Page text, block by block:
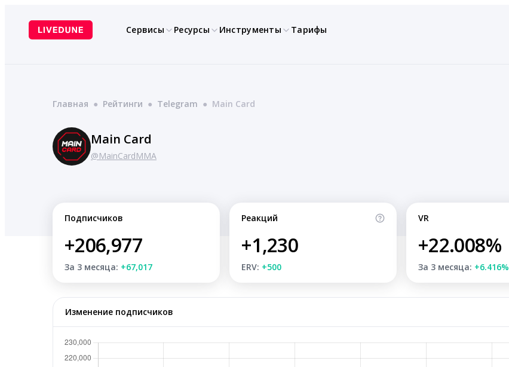
содержимому
Сервисы Ресурсы Инструменты Тарифы
Главная ● Рейтинги ● Telegram ● Main Card
Main Card
@MainCardMMA
Подписчиков
+206,977
За 3 месяца: +67,017
Реакций
+1,230
ERV: +500
VR
+22.008%
За 3 месяца: +6.416%
Изменение подписчиков